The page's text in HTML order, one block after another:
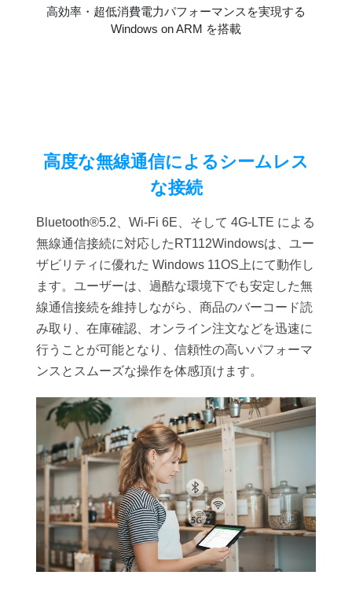
高効率・超低消費電力パフォーマンスを実現する
Windows on ARM を搭載
高度な無線通信によるシームレス
な接続
Bluetooth®5.2、Wi-Fi 6E、そして 4G-LTE による
無線通信接続に対応したRT112Windowsは、ユー
ザビリティに優れた Windows 11OS上にて動作し
ます。ユーザーは、過酷な環境下でも安定した無
線通信接続を維持しながら、商品のバーコード読
み取り、在庫確認、オンライン注文などを迅速に
行うことが可能となり、信頼性の高いパフォーマ
ンスとスムーズな操作を体感頂けます。